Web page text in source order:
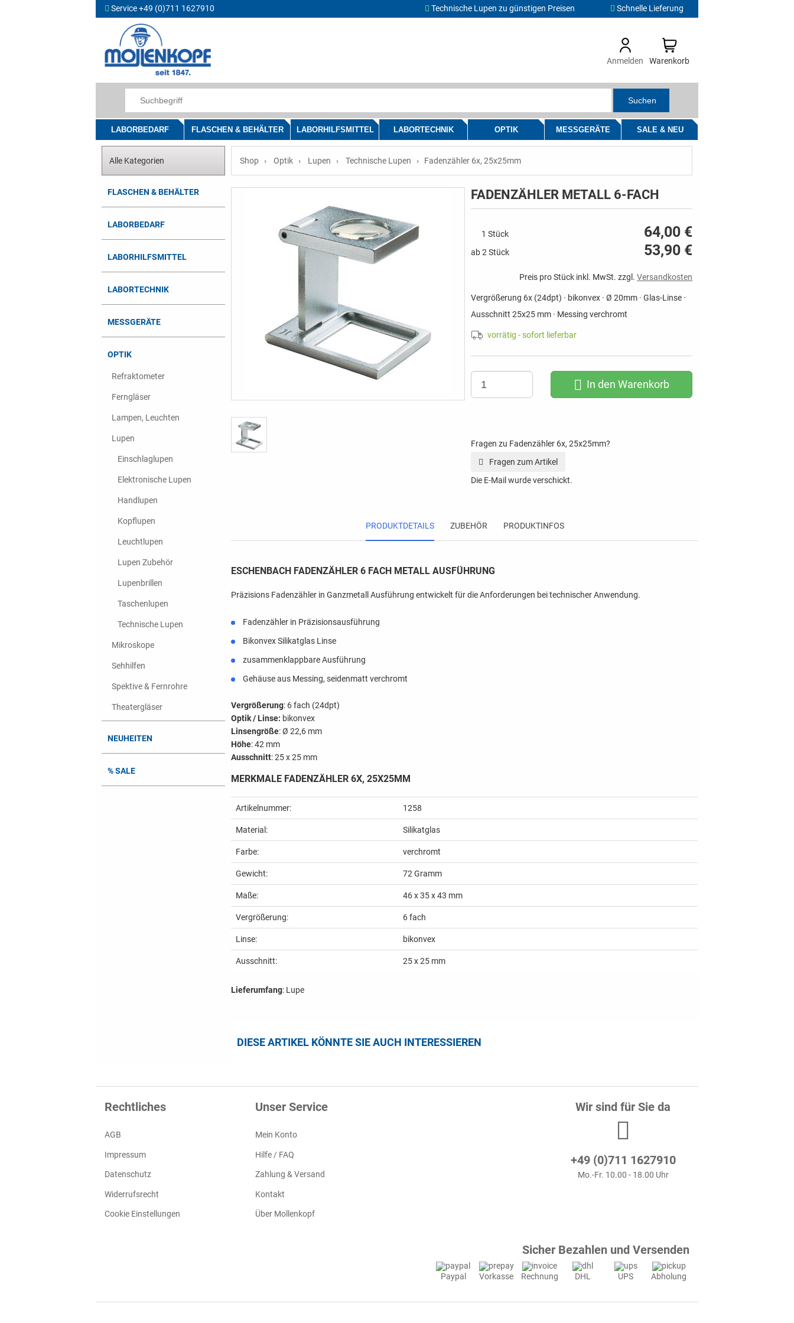
Service +49 (0)711 1627910 Technische Lupen zu günstigen Preisen Schnelle Lieferung
Anmelden Warenkorb
Suchen
LABORBEDARF FLASCHEN & BEHÄLTER LABORHILFSMITTEL LABORTECHNIK OPTIK MESSGERÄTE SALE & NEU
Alle Kategorien
FLASCHEN & BEHÄLTER
LABORBEDARF
LABORHILFSMITTEL
LABORTECHNIK
MESSGERÄTE
OPTIK
Refraktometer
Ferngläser
Lampen, Leuchten
Lupen
Einschlaglupen
Elektronische Lupen
Handlupen
Kopflupen
Leuchtlupen
Lupen Zubehör
Lupenbrillen
Taschenlupen
Technische Lupen
Mikroskope
Sehhilfen
Spektive & Fernrohre
Theatergläser
NEUHEITEN
% SALE
Shop Optik Lupen Technische Lupen Fadenzähler 6x, 25x25mm
FADENZÄHLER METALL 6-FACH
1 Stück 64,00 €
ab 2 Stück 53,90 €
Preis pro Stück inkl. MwSt. zzgl. Versandkosten
Vergrößerung 6x (24dpt) · bikonvex · Ø 20mm · Glas-Linse ·
Ausschnitt 25x25 mm · Messing verchromt
vorrätig - sofort lieferbar
In den Warenkorb
Fragen zu Fadenzähler 6x, 25x25mm?
Fragen zum Artikel
Die E-Mail wurde verschickt.
PRODUKTDETAILS ZUBEHÖR PRODUKTINFOS
ESCHENBACH FADENZÄHLER 6 FACH METALL AUSFÜHRUNG
Präzisions Fadenzähler in Ganzmetall Ausführung entwickelt für die Anforderungen bei technischer Anwendung.
Fadenzähler in Präzisionsausführung
Bikonvex Silikatglas Linse
zusammenklappbare Ausführung
Gehäuse aus Messing, seidenmatt verchromt
Vergrößerung: 6 fach (24dpt)
Optik / Linse: bikonvex
Linsengröße: Ø 22,6 mm
Höhe: 42 mm
Ausschnitt: 25 x 25 mm
MERKMALE FADENZÄHLER 6X, 25X25MM
Artikelnummer: 1258
Material: Silikatglas
Farbe: verchromt
Gewicht: 72Gramm
Maße: 46 x 35 x 43 mm
Vergrößerung: 6 fach
Linse: bikonvex
Ausschnitt: 25 x 25 mm
Lieferumfang: Lupe
DIESE ARTIKEL KÖNNTE SIE AUCH INTERESSIEREN
Rechtliches
AGB
Impressum
Datenschutz
Widerrufsrecht
Cookie Einstellungen
Unser Service
Mein Konto
Hilfe / FAQ
Zahlung & Versand
Kontakt
Über Mollenkopf
Wir sind für Sie da
+49 (0)711 1627910
Mo.-Fr. 10.00 - 18.00 Uhr
Sicher Bezahlen und Versenden
Paypal Vorkasse Rechnung DHL UPS Abholung